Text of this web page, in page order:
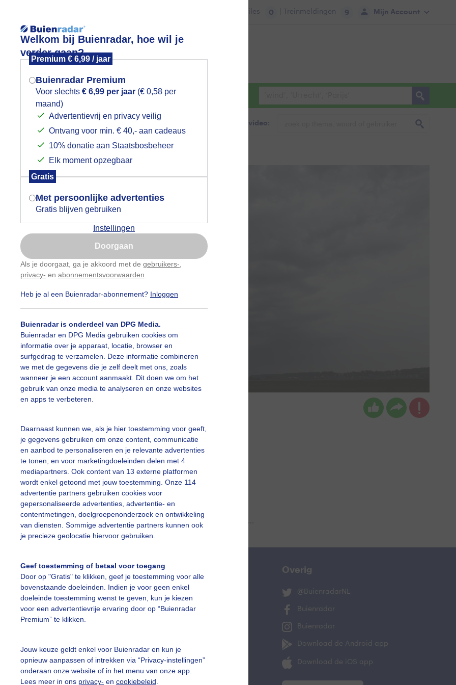
Welkom bij Buienradar, hoe wil je
verder gaan?
Premium € 6,99 / jaar
Buienradar Premium
Voor slechts € 6,99 per jaar (€ 0,58 per
maand)
Advertentievrij en privacy veilig
Ontvang voor min. € 40,- aan cadeaus
10% donatie aan Staatsbosbeheer
Elk moment opzegbaar
Gratis
Met persoonlijke advertenties
Gratis blijven gebruiken
Instellingen
Doorgaan
Als je doorgaat, ga je akkoord met de gebruikers-
privacy- en abonnementsvoorwaarden
Heb je al een Buienradar-abonnement? Inloggen
Buienradar is onderdeel van DPG Media.
Buienradar en DPG Media gebruiken cookies om
informatie over je apparaat, locatie, browser en
surfgedrag te verzamelen. Deze informatie combineren
we met de gegevens die je zelf deelt met ons, zoals
wanneer je een account aanmaakt. Dit doen we om het
gebruik van onze media te analyseren en onze websites
en apps te verbeteren.
Daarnaast kunnen we, als je hier toestemming voor geeft,
je gegevens gebruiken om onze content, communicatie
en aanbod te personaliseren en je relevante advertenties
te tonen, en voor marketingdoeleinden delen met 4
mediapartners. Ook content van 13 externe platformen
wordt enkel getoond met jouw toestemming. Onze 114
advertentie partners gebruiken cookies voor
gepersonaliseerde advertenties, advertentie- en
contentmetingen, doelgroepenonderzoek en ontwikkeling
van diensten. Sommige advertentie partners kunnen ook
je precieze geolocatie hiervoor gebruiken.
Geef toestemming of betaal voor toegang
Door op "Gratis" te klikken, geef je toestemming voor alle
bovenstaande doeleinden. Indien je voor geen enkel
doeleinde toestemming wenst te geven, kun je kiezen
voor een advertentievrije ervaring door op “Buienradar
Premium” te klikken.
Jouw keuze geldt enkel voor Buienradar en kun je
opnieuw aanpassen of intrekken via “Privacy-instellingen”
onderaan onze website of in het menu van onze app.
Lees meer in ons privacy- en cookiebeleid
Mijn Account
Files 0 | Treinmeldingen 9
Foto en video Weerzine
Zoeken in foto & video:
slideshow
Een moment geduld aub...
vragen
Mijn weer
De Bilt
Overig
@BuienradarNL
Buienradar
Buienradar
Download de Android app
Download de iOS app
Mogen we je locatie gebruiken voor
het weer?
Indien je hier nog geen akkoord op hebt
gegeven, verschijnt er zo een pop-up uit
je browser waarin deze toestemming
gevraagd wordt.
Is goed, toon de popup
Nu niet, misschien later
Gebruik je Safari en wil je niet elke dag deze pop-up
Klikhierom dit aan te passen